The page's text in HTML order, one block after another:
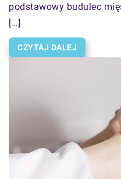
podstawowy budulec
[…]
CZYTAJ DALEJ